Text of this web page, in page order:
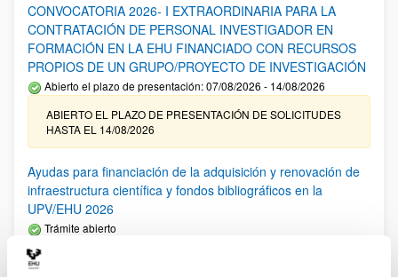
CONVOCATORIA 2026- I EXTRAORDINARIA PARA LA
CONTRATACIÓN DE PERSONAL INVESTIGADOR EN
FORMACIÓN EN LA EHU FINANCIADO CON RECURSOS
PROPIOS DE UN GRUPO/PROYECTO DE INVESTIGACIÓN
Abierto el plazo de presentación: 07/08/2026 - 14/08/2026
ABIERTO EL PLAZO DE PRESENTACIÓN DE SOLICITUDES
HASTA EL 14/08/2026
Ayudas para financiación de la adquisición y renovación de
infraestructura científica y fondos bibliográficos en la
UPV/EHU 2026
Trámite abierto